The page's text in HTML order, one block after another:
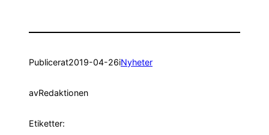
Publicerat2019-04-26iNyheter
avRedaktionen
Etiketter: